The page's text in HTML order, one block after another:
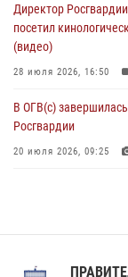
07 августа 2026, 05:00
Директор
посетил
(видео)
28 июля 2026, 16:50
В ОГВ(с)
Росгвардии
20 июля 2026, 09:25